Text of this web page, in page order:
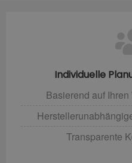
Individuelle
Basierend auf
Transparente